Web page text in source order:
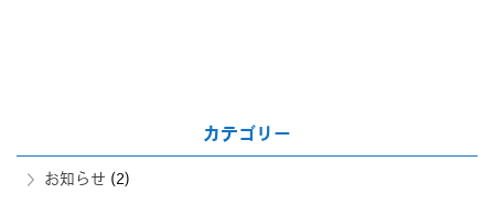
カテゴリー
お知らせ (2)